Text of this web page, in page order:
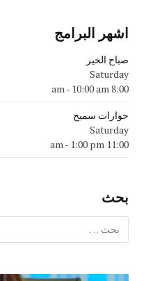
اشهر البرامج
صباح الخير
Saturday
8:00 am
- 10:00 am
حوارات سميح
Saturday
11:00 am
- 1:00 pm
بحث